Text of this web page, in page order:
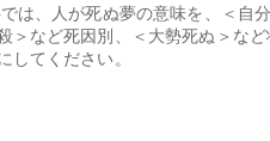
は、人が死ぬ夢の意味を、＜自
など死因別、＜大勢死ぬ＞など
してください。